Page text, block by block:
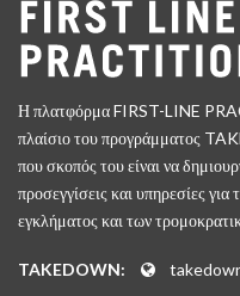
Η πλατφόρμα FIRST-LINE
πλαίσιο του προγράμματος
που σκοπός του είναι να
προσεγγίσεις και υπηρεσίες
εγκλήματος και των
TAKEDOWN: